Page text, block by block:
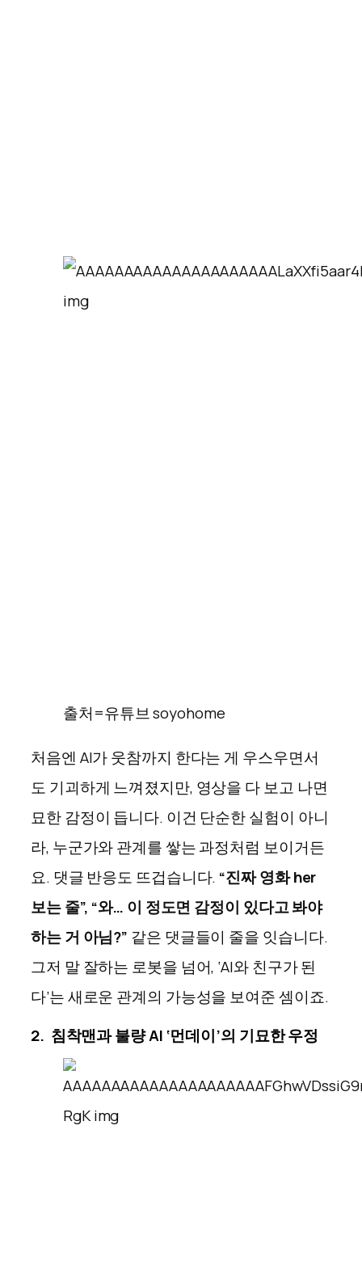
출처=유튜브 soyohome
처음엔 AI가 웃참까지 한다는 게 우스우면서
도 기괴하게 느껴졌지만, 영상을 다 보고 나면
묘한 감정이 듭니다. 이건 단순한 실험이 아니
라, 누군가와 관계를 쌓는 과정처럼 보이거든
요. 댓글 반응도 뜨겁습니다. “진짜 영화 her
보는 줄”, “와… 이 정도면 감정이 있다고 봐야
하는 거 아님?” 같은 댓글들이 줄을 잇습니다.
그저 말 잘하는 로봇을 넘어, ‘AI와 친구가 된
다’는 새로운 관계의 가능성을 보여준 셈이죠.
2. 침착맨과 불량 AI ‘먼데이’의 기묘한 우정